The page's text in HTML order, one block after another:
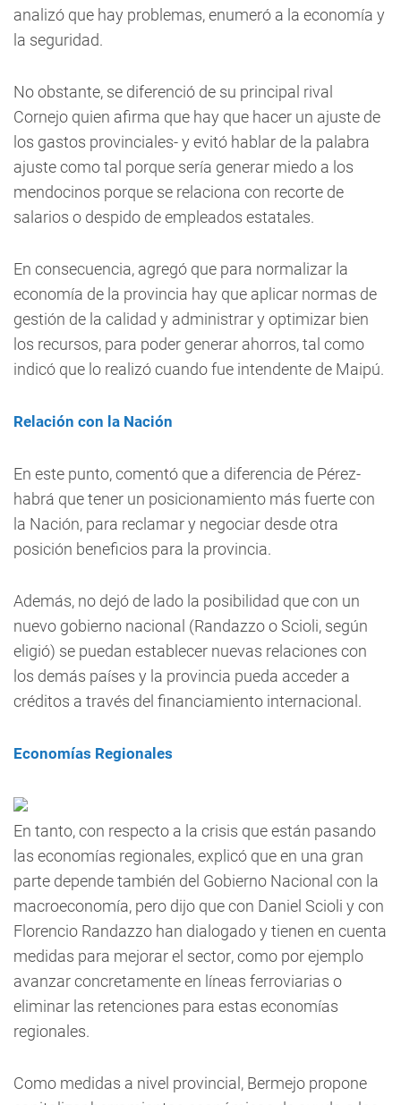
analizó que hay problemas, enumeró a la economía y
la seguridad.
No obstante, se diferenció de su principal rival
Cornejo quien afirma que hay que hacer un ajuste de
los gastos provinciales- y evitó hablar de la palabra
ajuste como tal porque sería generar miedo a los
mendocinos porque se relaciona con recorte de
salarios o despido de empleados estatales.
En consecuencia, agregó que para normalizar la
economía de la provincia hay que aplicar normas de
gestión de la calidad y administrar y optimizar bien
los recursos, para poder generar ahorros, tal como
indicó que lo realizó cuando fue intendente de Maipú.
Relación con la Nación
En este punto, comentó que a diferencia de Pérez-
habrá que tener un posicionamiento más fuerte con
la Nación, para reclamar y negociar desde otra
posición beneficios para la provincia.
Además, no dejó de lado la posibilidad que con un
nuevo gobierno nacional (Randazzo o Scioli, según
eligió) se puedan establecer nuevas relaciones con
los demás países y la provincia pueda acceder a
créditos a través del financiamiento internacional.
Economías Regionales
En tanto, con respecto a la crisis que están pasando
las economías regionales, explicó que en una gran
parte depende también del Gobierno Nacional con la
macroeconomía, pero dijo que con Daniel Scioli y con
Florencio Randazzo han dialogado y tienen en cuenta
medidas para mejorar el sector, como por ejemplo
avanzar concretamente en líneas ferroviarias o
eliminar las retenciones para estas economías
regionales.
Como medidas a nivel provincial, Bermejo propone